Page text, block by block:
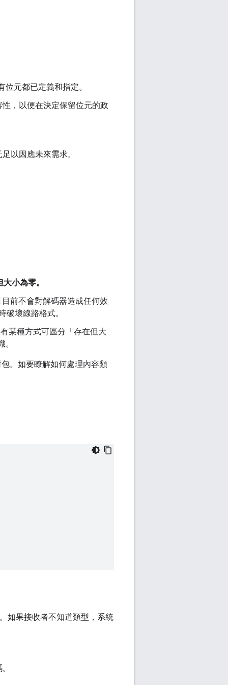
元都已定義和指定。
，以便在決定保留位元的政
以因應未來需求。
小為零。
前不會對解碼器造成任何效
壞線路格式。
某種方式可區分「存在但大
。如要瞭解如何處理內容類
如果接收者不知道類型，系統